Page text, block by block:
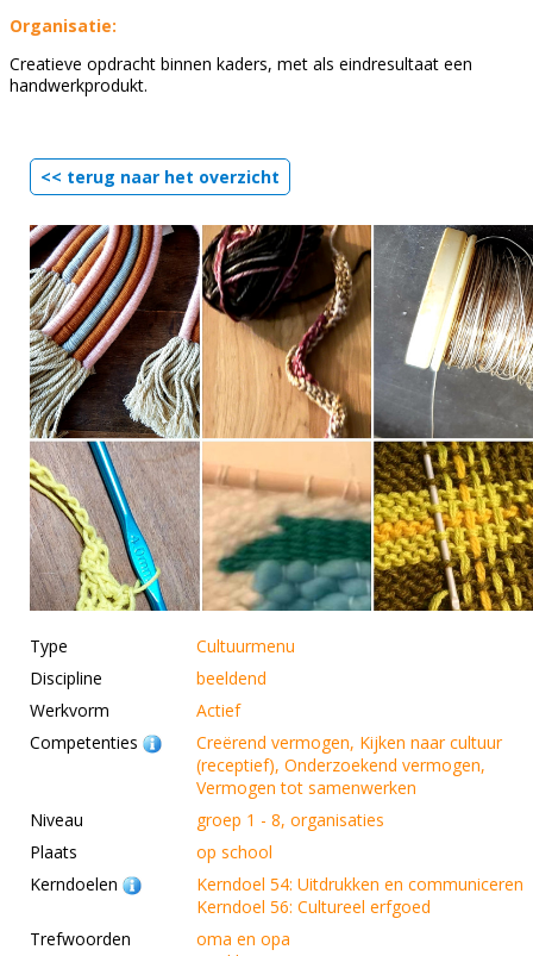
Organisatie:
Creatieve opdracht binnen kaders, met als eindresultaat een
handwerkprodukt.
<< terug naar het overzicht
Type
Cultuurmenu
Discipline
beeldend
Werkvorm
Actief
Competenties
Creërend vermogen, Kijken naar cultuur
(receptief), Onderzoekend vermogen,
Vermogen tot samenwerken
Niveau
groep 1 - 8, organisaties
Plaats
op school
Kerndoelen
Kerndoel 54: Uitdrukken en communiceren
Kerndoel 56: Cultureel erfgoed
Trefwoorden
oma en opa